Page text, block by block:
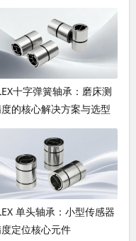
十字弹簧轴承：磨床测
的核心解决方案与选型
单头轴承：小型传感器
定位核心元件